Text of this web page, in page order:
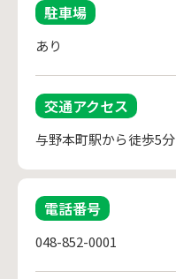
駐車場
あり
交通アクセス
与野本町駅から徒歩5分
電話番号
048-852-0001